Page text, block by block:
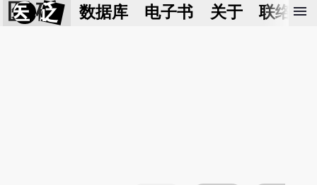
医 砭 数据库 电子书 关于 联络我
menu